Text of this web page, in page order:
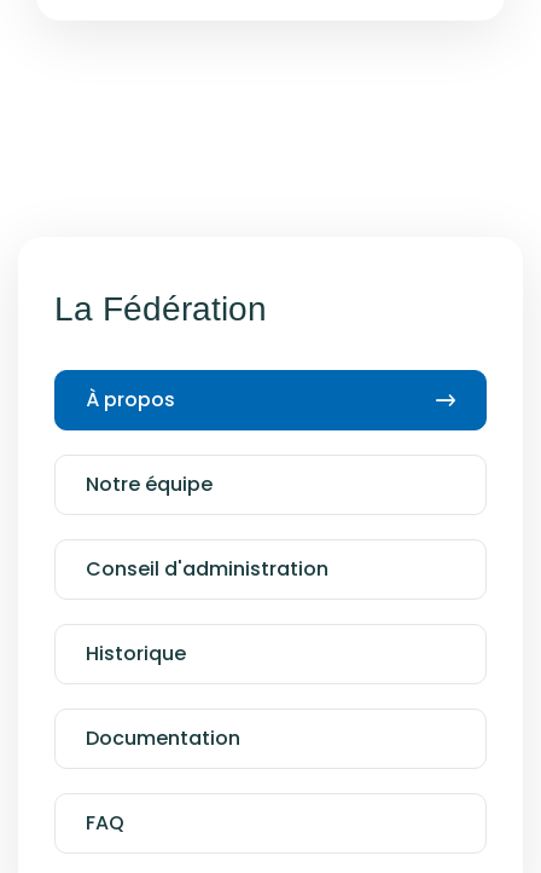
La Fédération
À propos
Notre équipe
Conseil d'administration
Historique
Documentation
FAQ